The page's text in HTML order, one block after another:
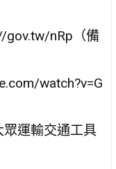
gov.tw/nRp（備
watch?v=G
運輸交通工具